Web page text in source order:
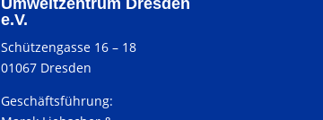
e.V.
Schützengasse 16 – 18
01067 Dresden
Geschäftsführung: